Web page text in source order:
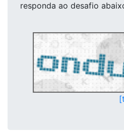
responda ao desafio